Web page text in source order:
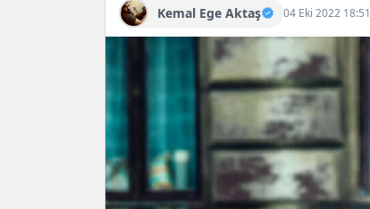
Kemal Ege Aktaş 04 Eki 2022 18:51